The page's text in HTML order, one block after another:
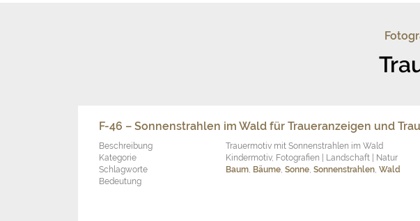
F-46 – Sonnenstrahlen im Wald für Traueranzeigen und
Beschreibung
Trauermotiv mit Sonnenstrahlen im Wald
Kategorie
Kindermotiv, Fotografien | Landschaft | Natur
Schlagworte
Baum, Bäume, Sonne, Sonnenstrahlen, Wald
Bedeutung